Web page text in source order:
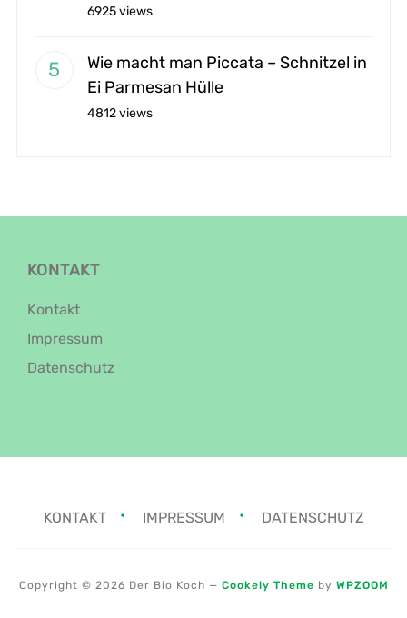
6925 views
Wie macht man Piccata – Schnitzel in
Ei Parmesan Hülle
4812 views
KONTAKT
Kontakt
Impressum
Datenschutz
KONTAKT IMPRESSUM DATENSCHUTZ
Copyright © 2026 Der Bio Koch — Cookely Theme by WPZOOM